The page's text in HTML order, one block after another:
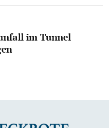
im Tunnel